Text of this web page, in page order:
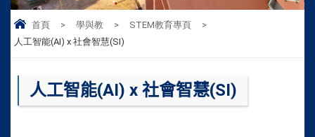
首頁 > 學與教 > STEM教育專頁
>
人工智能(AI) x 社會智慧(SI)
人工智能(AI) x 社會智慧(SI)